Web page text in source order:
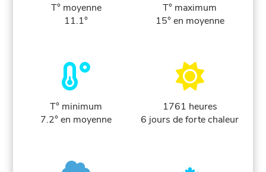
T° moyenne
11.1°
T° maximum
15° en moyenne
T° minimum
7.2° en moyenne
1761 heures
6 jours de forte chaleur